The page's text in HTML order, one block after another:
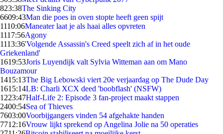
823:38The Sinking City
6609:43Man die poes in oven stopte heeft geen spijt
1110:06Maneater laat je als haai alles opvreten
1117:56Agony
1113:36'Volgende Assassin's Creed speelt zich af in het oude
Griekenland'
1619:53Joris Luyendijk valt Sylvia Witteman aan om Mano
Bouzamour
1415:13The Big Lebowski viert 20e verjaardag op The Dude Day
1615:14LB: Charli XCX deed 'boobflash' (NSFW)
1223:47Half-Life 2: Episode 3 fan-project maakt stappen
2400:54Sea of Thieves
7603:00Voorbijgangers vinden 54 afgehakte handen
7712:16Vrouw lijkt sprekend op Angelina Jolie na 50 operaties